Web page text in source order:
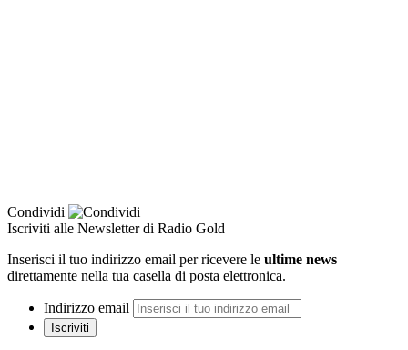
Condividi
Iscriviti alle Newsletter di Radio Gold
Inserisci il tuo indirizzo email per ricevere le ultime news
direttamente nella tua casella di posta elettronica.
Indirizzo email
Iscriviti